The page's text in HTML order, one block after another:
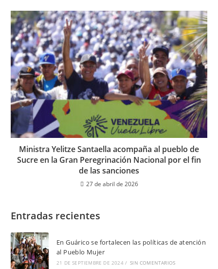
Ministra Yelitze Santaella acompaña al pueblo de
Sucre en la Gran Peregrinación Nacional por el fin
de las sanciones
27 de abril de 2026
Entradas recientes
En Guárico se fortalecen las políticas de atención
al Pueblo Mujer
21 DE SEPTIEMBRE DE 2024 / SIN COMENTARIOS